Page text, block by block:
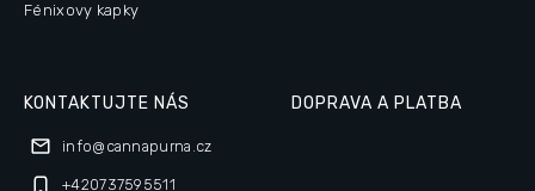
Fénixovy kapky
KONTAKTUJTE NÁS
info@ cannapurna.cz
+420737595511
DOPRAVA A PLATBA